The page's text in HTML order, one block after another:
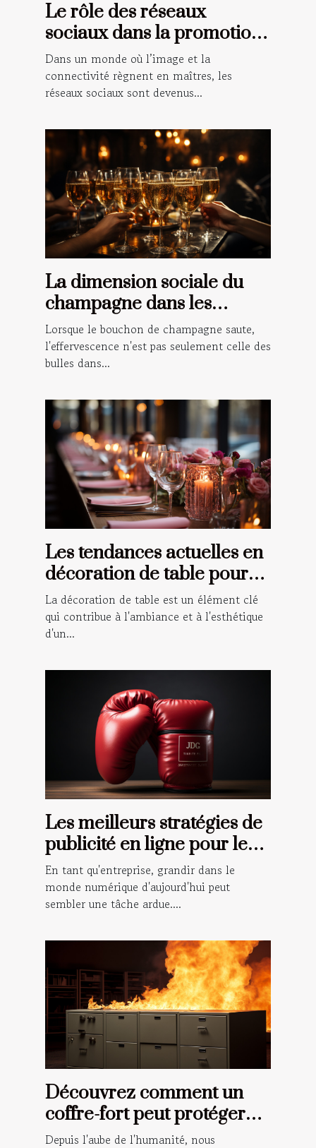
Le rôle des réseaux
sociaux dans la promotion
du vin rosé
Dans un monde où l’image et la
connectivité règnent en maîtres, les
réseaux sociaux sont devenus...
La dimension sociale du
champagne dans les
célébrations et les rituels
Lorsque le bouchon de champagne saute,
l'effervescence n'est pas seulement celle des
bulles dans...
Les tendances actuelles en
décoration de table pour
les événements spéciaux
La décoration de table est un élément clé
qui contribue à l'ambiance et à l'esthétique
d'un...
Les meilleurs stratégies de
publicité en ligne pour les
petites entreprises
En tant qu'entreprise, grandir dans le
monde numérique d'aujourd'hui peut
sembler une tâche ardue....
Découvrez comment un
coffre-fort peut protéger
vos documents importants
Depuis l'aube de l'humanité, nous